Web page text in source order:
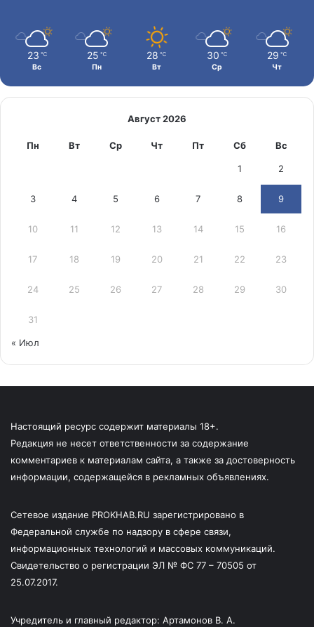
23 ℃
Вс
25 ℃
Пн
28 ℃
Вт
30 ℃
Ср
29 ℃
Чт
Август 2026
Пн Вт Ср Чт Пт Сб Вс
1 2
3 4 5 6 7 8 9
10 11 12 13 14 15 16
17 18 19 20 21 22 23
24 25 26 27 28 29 30
31
« Июл
Настоящий ресурс содержит материалы 18+.
Редакция не несет ответственности за содержание
комментариев к материалам сайта, а также за достоверность
информации, содержащейся в рекламных объявлениях.
Сетевое издание PROKHAB.RU зарегистрировано в
Федеральной службе по надзору в сфере связи,
информационных технологий и массовых коммуникаций.
Свидетельство о регистрации ЭЛ № ФС 77 – 70505 от
25.07.2017.
Учредитель и главный редактор: Артамонов В. А.